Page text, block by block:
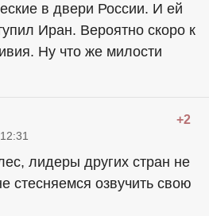
в двери России. И ей
Иран. Вероятно скоро к
Ну что же милости
+2
лидеры других стран не
стесняемся озвучить свою